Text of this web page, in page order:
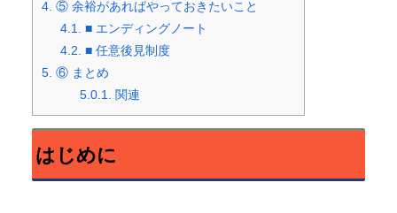
4. ⑤ 余裕があればやっておきたいこと
4.1. ■ エンディングノート
4.2. ■ 任意後見制度
5. ⑥ まとめ
5.0.1. 関連
はじめに